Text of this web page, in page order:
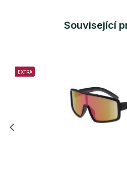
Související
EXTRA